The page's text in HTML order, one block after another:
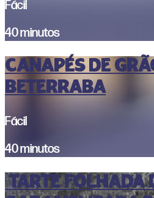
Fácil
40 minutos
CANAPÉS DE
BETERRABA
Fácil
40 minutos
TARTE FOLHADA